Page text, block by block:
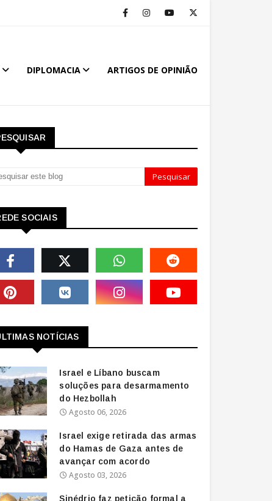
DIPLOMACIA ARTIGOS DE OPINIÃO
SOCIAIS
NOTÍCIAS
Israel e Líbano buscam
soluções para desarmamento
do Hezbollah
Agosto 06, 2026
Israel exige retirada das armas
do Hamas de Gaza antes de
avançar com acordo
Agosto 03, 2026
Sinédrio faz petição formal a